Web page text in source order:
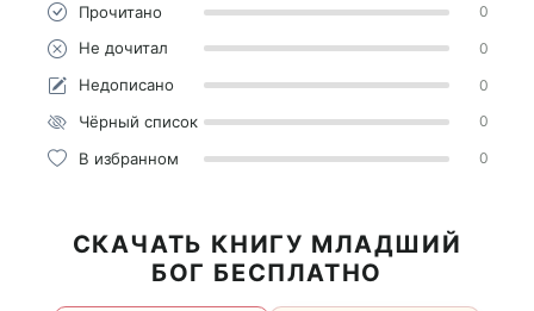
Прочитано 0
Не дочитал 0
Недописано 0
Чёрный список 0
В избранном 0
СКАЧАТЬ КНИГУ МЛАДШИЙ
БОГ БЕСПЛАТНО